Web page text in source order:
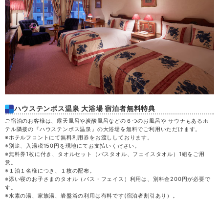
ハウステンボス温泉 大浴場 宿泊者無料特典
ご宿泊のお客様は、露天風呂や炭酸風呂などの６つのお風呂や サウナもあるホ
テル隣接の『ハウステンボス温泉』の大浴場を無料でご利用いただけます。
※ホテルフロントにて無料利用券をお渡ししております。
※別途、入湯税150円を現地にてお支払いください。
※無料券1枚に付き、タオルセット（バスタオル、フェイスタオル）1組をご用
意。
※１泊１名様につき、１枚の配布。
※添い寝のお子さまのタオル（バス・フェイス）利用は、別料金200円が必要で
す。
※水素の湯、家族湯、岩盤浴の利用は有料です(宿泊者割引あり）。